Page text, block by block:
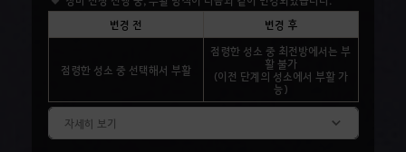
변경 전
변경 후
점령한 성소 중 선택해서 부활
점령한 성소 중 최전방에서는 부
활 불가
(이전 단계의 성소에서 부활 가
능)
자세히 보기